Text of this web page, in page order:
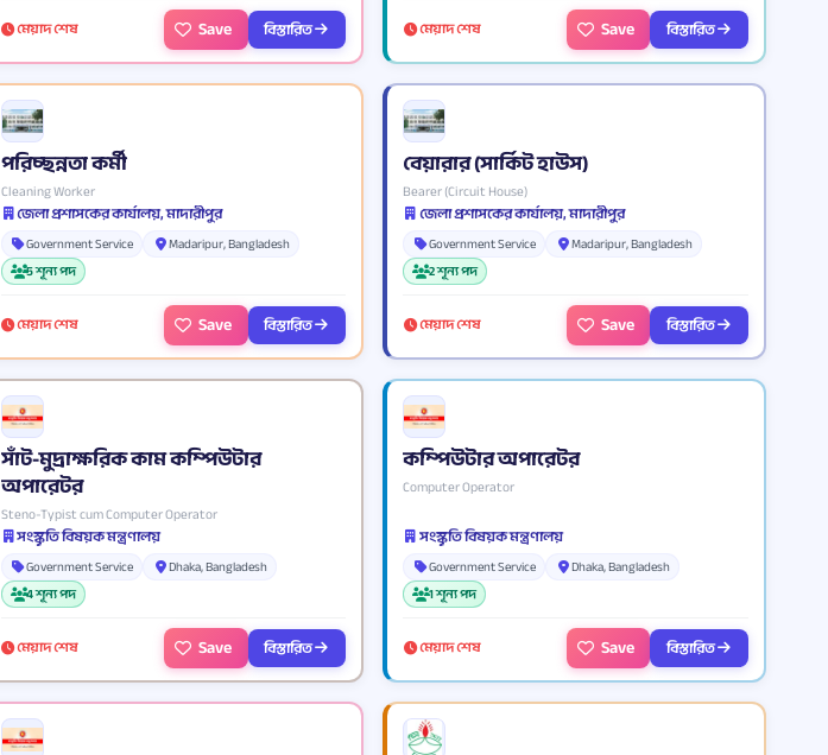
মেয়াদ শেষ Save বিস্তারিত মেয়াদ শেষ Save বিস্তারিত
পরিচ্ছন্নতা কর্মী
Cleaning Worker
জেলা প্রশাসকের কার্যালয়, মাদারীপুর
Government Service
Madaripur, Bangladesh
5 শূন্য পদ
মেয়াদ শেষ Save বিস্তারিত
বেয়ারার (সার্কিট হাউস)
Bearer (Circuit House)
জেলা প্রশাসকের কার্যালয়, মাদারীপুর
Government Service
Madaripur, Bangladesh
2 শূন্য পদ
মেয়াদ শেষ Save বিস্তারিত
সাঁট-মুদ্রাক্ষরিক কাম কম্পিউটার
অপারেটর
Steno-Typist cum Computer Operator
সংস্কৃতি বিষয়ক মন্ত্রণালয়
Government Service
Dhaka, Bangladesh
4 শূন্য পদ
মেয়াদ শেষ Save বিস্তারিত
কম্পিউটার অপারেটর
Computer Operator
সংস্কৃতি বিষয়ক মন্ত্রণালয়
Government Service
Dhaka, Bangladesh
1 শূন্য পদ
মেয়াদ শেষ Save বিস্তারিত